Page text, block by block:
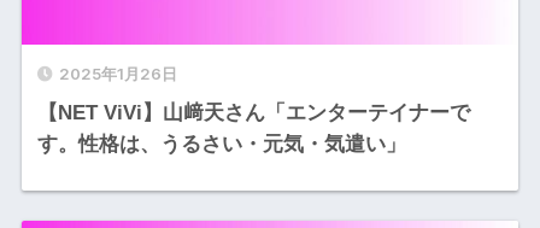
2025年1月26日
【NET ViVi】山﨑天さん「エンターテイナーで
す。性格は、うるさい・元気・気遣い」